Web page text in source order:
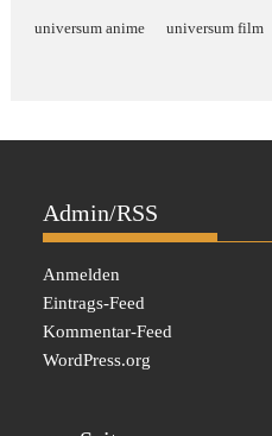
universum anime universum film
Admin/RSS
Anmelden
Eintrags-Feed
Kommentar-Feed
WordPress.org